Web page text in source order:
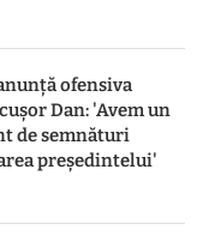
ofensiva
Dan: 'Avem un
de semnături
președintelui'